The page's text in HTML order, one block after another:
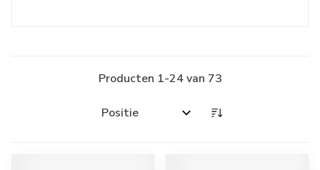
Producten 1-24van 73
Sorteer op: